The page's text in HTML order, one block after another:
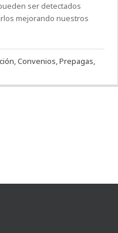
ser detectados
mejorando nuestros
Convenios, Prepagas,